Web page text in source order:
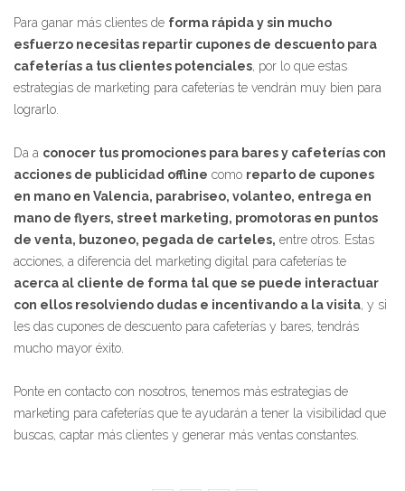
Para ganar más clientes de forma rápida y sin mucho
esfuerzo necesitas repartir cupones de descuento para
cafeterías a tus clientes potenciales , por lo que estas
estrategias de marketing para cafeterías te vendrán muy bien para
lograrlo.
Da a conocer tus promociones para bares y cafeterías con
acciones de publicidad offline como reparto de cupones
en mano en Valencia, parabriseo, volanteo, entrega en
mano de flyers, street marketing, promotoras en puntos
de venta, buzoneo, pegada de carteles, entre otros. Estas
acciones, a diferencia del marketing digital para cafeterías te
acerca al cliente de forma tal que se puede interactuar
con ellos resolviendo dudas e incentivando a la visita , y si
les das cupones de descuento para cafeterías y bares, tendrás
mucho mayor éxito.
Ponte en contacto con nosotros, tenemos más estrategias de
marketing para cafeterías que te ayudarán a tener la visibilidad que
buscas, captar más clientes y generar más ventas constantes.